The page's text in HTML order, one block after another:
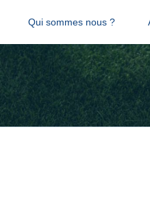
Qui sommes nous ?